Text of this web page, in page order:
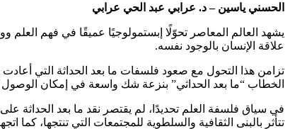
الحسني ياسين – د. عرابي عبد الحي عرابي
يشهد العالم المعاصر تحوّلًا إبستمولوجيًا عميقًا في فهم
علاقة الإنسان بالوجود نفسه.
تزامن هذا التحول مع صعود فلسفات ما بعد الحداثة التي
الخطاب “ما بعد الحداثي” بنزعة شك واسعة في إمكان الوصول
في سياق فلسفة العلم تحديدًا، لم يقتصر نقد ما بعد الحداثة
تتأثر بالبنى الثقافية والسلطوية للمجتمعات التي تنتجها،